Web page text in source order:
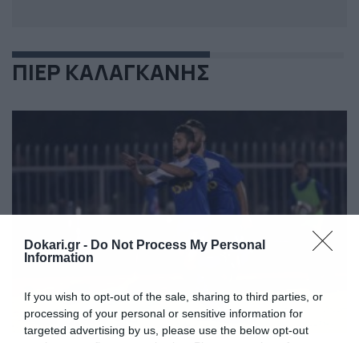
Dokari.gr - Do Not Process My Personal
Information
If you wish to opt-out of the sale, sharing to third parties, or
processing of your personal or sensitive information for
targeted advertising by us, please use the below opt-out
ΠΙΕΡ ΚΑΛΑΓΚΑΝΗΣ